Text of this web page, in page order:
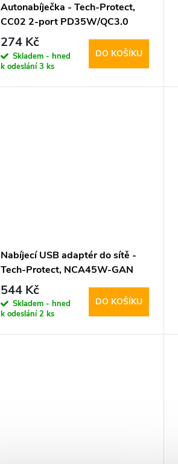
Autonabíječka - Tech-Protect,
CC02 2-port PD35W/QC3.0
274 Kč
Skladem - hned
k odeslání3 ks
DO KOŠÍKU
Nabíjecí USB adaptér do sítě -
Tech-Protect, NCA45W-GAN
PD45W/QC3.0 White + USB-C
kabel
544 Kč
Skladem - hned
k odeslání2 ks
DO KOŠÍKU